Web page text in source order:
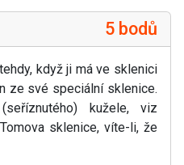
5 bodů
když ji má ve sklenici
ze své speciální sklenice.
kužele, viz
sklenice, víte-li, že